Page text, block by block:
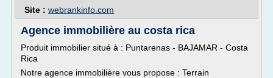
Site : webrankinfo.com
Agence immobilière au costa rica
Produit immobilier situé à : Puntarenas - BAJAMAR - Costa
Rica
Notre agence immobilière vous propose : Terrain